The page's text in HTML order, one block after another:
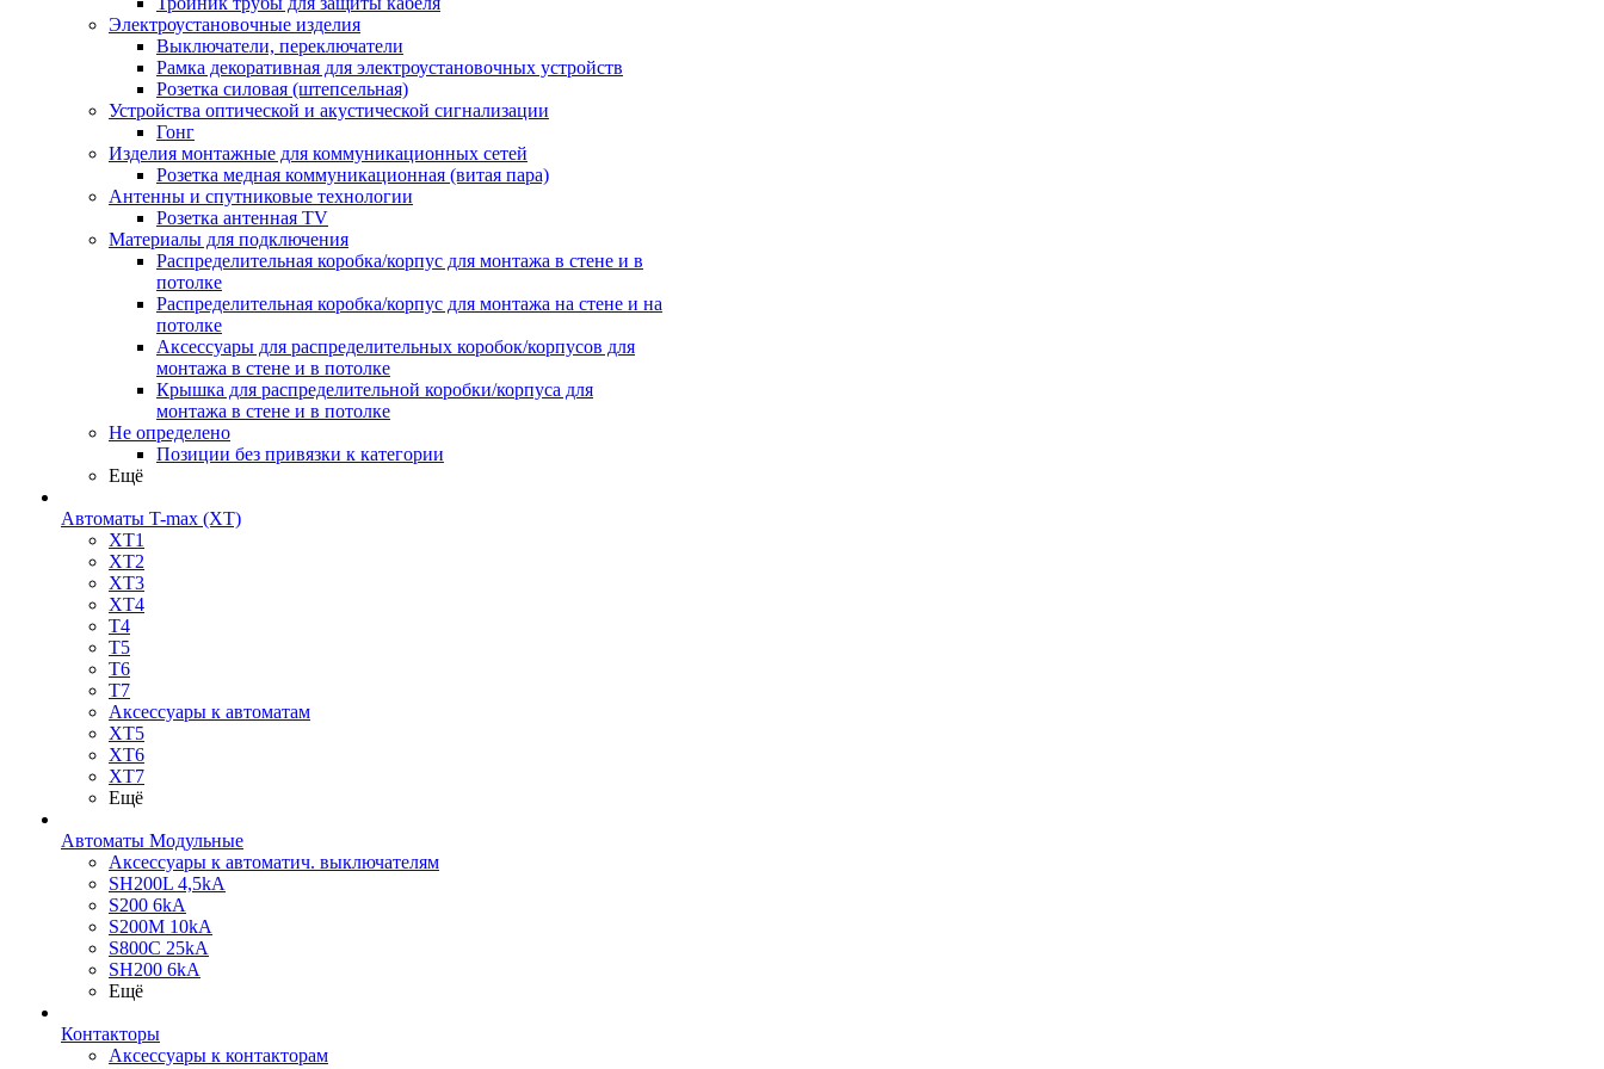
Электроустановочные изделия
Выключатели, переключатели
Рамка декоративная для электроустановочных устройств
Розетка силовая (штепсельная)
Устройства оптической и акустической сигнализации
Гонг
Изделия монтажные для коммуникационных сетей
Розетка медная коммуникационная (витая пара)
Антенны и спутниковые технологии
Розетка антенная TV
Материалы для подключения
Распределительная коробка/корпус для монтажа в стене и в
потолке
Распределительная коробка/корпус для монтажа на стене и на
потолке
Аксессуары для распределительных коробок/корпусов для
монтажа в стене и в потолке
Крышка для распределительной коробки/корпуса для
монтажа в стене и в потолке
Не определено
Позиции без привязки к категории
Ещё
Автоматы T-max (XT)
XT1
XT2
XT3
XT4
T4
T5
T6
T7
Аксессуары к автоматам
XT5
XT6
XT7
Ещё
Автоматы Модульные
Аксессуары к автоматич. выключателям
SH200L 4,5kA
S200 6kA
S200M 10kA
S800C 25kA
SH200 6kA
Ещё
Контакторы
Аксессуары к контакторам